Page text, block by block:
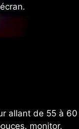
allant de 55 à
monitor.